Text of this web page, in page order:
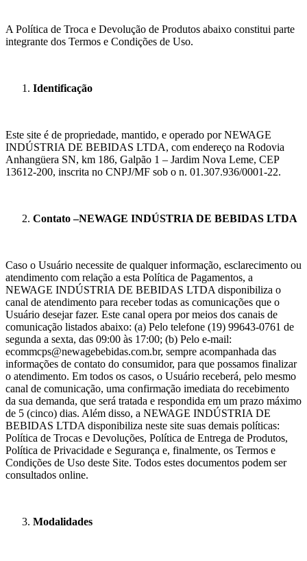
A Política de Troca e Devolução de Produtos abaixo constitui parte
integrante dos Termos e Condições de Uso.
Identificação
Este site é de propriedade, mantido, e operado por NEWAGE
INDÚSTRIA DE BEBIDAS LTDA, com endereço na Rodovia
Anhangüera SN, km 186, Galpão 1 – Jardim Nova Leme, CEP
13612-200, inscrita no CNPJ/MF sob o n. 01.307.936/0001-22.
Contato –NEWAGE INDÚSTRIA DE BEBIDAS LTDA
Caso o Usuário necessite de qualquer informação, esclarecimento ou
atendimento com relação a esta Política de Pagamentos, a
NEWAGE INDÚSTRIA DE BEBIDAS LTDA disponibiliza o
canal de atendimento para receber todas as comunicações que o
Usuário desejar fazer. Este canal opera por meios dos canais de
comunicação listados abaixo: (a) Pelo telefone (19) 99643-0761 de
segunda a sexta, das 09:00 às 17:00; (b) Pelo e-mail:
ecommcps@newagebebidas.com.br, sempre acompanhada das
informações de contato do consumidor, para que possamos finalizar
o atendimento. Em todos os casos, o Usuário receberá, pelo mesmo
canal de comunicação, uma confirmação imediata do recebimento
da sua demanda, que será tratada e respondida em um prazo máximo
de 5 (cinco) dias. Além disso, a NEWAGE INDÚSTRIA DE
BEBIDAS LTDA disponibiliza neste site suas demais políticas:
Política de Trocas e Devoluções, Política de Entrega de Produtos,
Política de Privacidade e Segurança e, finalmente, os Termos e
Condições de Uso deste Site. Todos estes documentos podem ser
consultados online.
Modalidades